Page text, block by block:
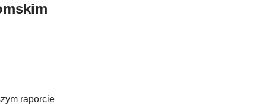
raporcie